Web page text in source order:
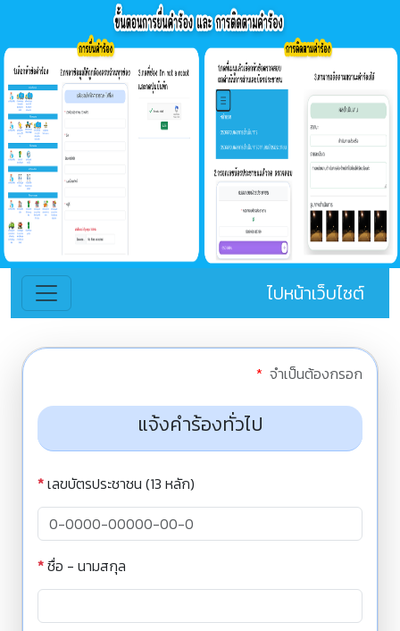
ไปหน้าเว็บไซต์
* จำเป็นต้องกรอก
แจ้งคำร้องทั่วไป
*เลขบัตรประชาชน (13 หลัก)
*ชื่อ - นามสกุล